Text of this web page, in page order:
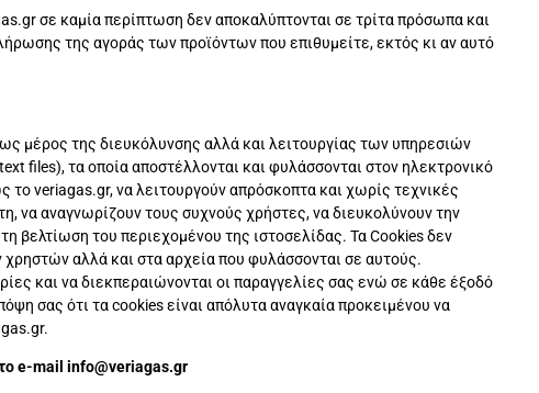
σε καμία περίπτωση δεν αποκαλύπτονται σε τρίτα πρόσωπα και
της αγοράς των προϊόντων που επιθυμείτε, εκτός κι αν αυτό
μέρος της διευκόλυνσης αλλά και λειτουργίας των υπηρεσιών
files), τα οποία απoστέλλονται και φυλάσσονται στον ηλεκτρονικό
το veriagas.gr, να λειτουργούν απρόσκοπτα και χωρίς τεχνικές
να αναγνωρίζουν τους συχνούς χρήστες, να διευκολύνουν την
βελτίωση του περιεχομένου της ιστοσελίδας. Τα Cookies δεν
αλλά και στα αρχεία που φυλάσσονται σε αυτούς.
και να διεκπεραιώνονται οι παραγγελίες σας ενώ σε κάθε έξοδό
σας ότι τα cookies είναι απόλυτα αναγκαία προκειμένου να
e-mail info@veriagas.gr